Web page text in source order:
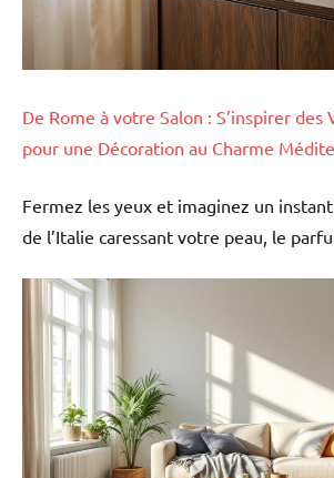
De Rome à votre Salon : S’inspirer des
pour une Décoration au Charme
Fermez les yeux et imaginez un
de l’Italie caressant votre peau, le